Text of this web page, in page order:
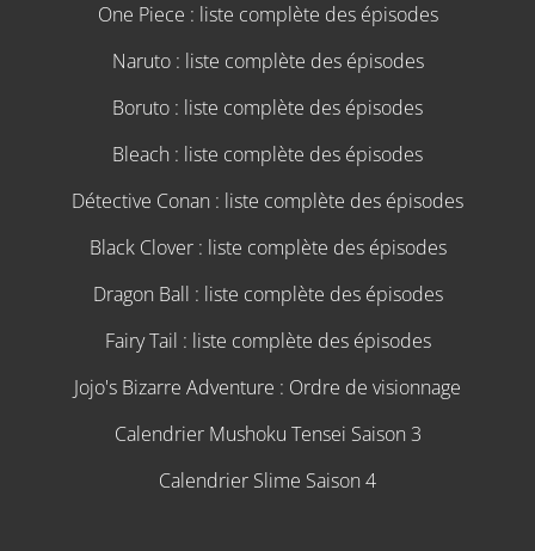
One Piece : liste complète des épisodes
Naruto : liste complète des épisodes
Boruto : liste complète des épisodes
Bleach : liste complète des épisodes
Détective Conan : liste complète des épisodes
Black Clover : liste complète des épisodes
Dragon Ball : liste complète des épisodes
Fairy Tail : liste complète des épisodes
Jojo's Bizarre Adventure : Ordre de visionnage
Calendrier Mushoku Tensei Saison 3
Calendrier Slime Saison 4